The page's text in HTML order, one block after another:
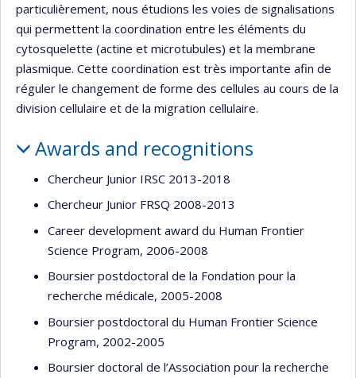
particulièrement, nous étudions les voies de signalisations
qui permettent la coordination entre les éléments du
cytosquelette (actine et microtubules) et la membrane
plasmique. Cette coordination est très importante afin de
réguler le changement de forme des cellules au cours de la
division cellulaire et de la migration cellulaire.
Awards and recognitions
Chercheur Junior IRSC 2013-2018
Chercheur Junior FRSQ 2008-2013
Career development award du Human Frontier
Science Program, 2006-2008
Boursier postdoctoral de la Fondation pour la
recherche médicale, 2005-2008
Boursier postdoctoral du Human Frontier Science
Program, 2002-2005
Boursier doctoral de l’Association pour la recherche